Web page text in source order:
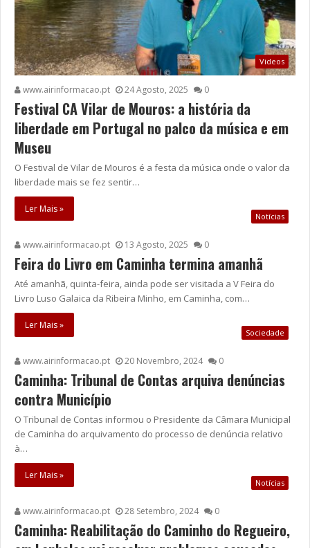
Videos
www.airinformacao.pt 24 Agosto, 2025 0
Festival CA Vilar de Mouros: a história da
liberdade em Portugal no palco da música e em
Museu
O Festival de Vilar de Mouros é a festa da música onde o valor da
liberdade mais se fez sentir…
Ler Mais »
Notícias
www.airinformacao.pt 13 Agosto, 2025 0
Feira do Livro em Caminha termina amanhã
Até amanhã, quinta-feira, ainda pode ser visitada a V Feira do
Livro Luso Galaica da Ribeira Minho, em Caminha, com…
Ler Mais »
Sociedade
www.airinformacao.pt 20 Novembro, 2024 0
Caminha: Tribunal de Contas arquiva denúncias
contra Município
O Tribunal de Contas informou o Presidente da Câmara Municipal
de Caminha do arquivamento do processo de denúncia relativo
à…
Ler Mais »
Notícias
www.airinformacao.pt 28 Setembro, 2024 0
Caminha: Reabilitação do Caminho do Regueiro,